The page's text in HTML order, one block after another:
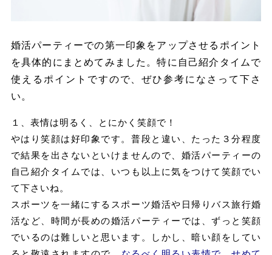
婚活パーティーでの第一印象をアップさせるポイント
を具体的にまとめてみました。特に自己紹介タイムで
使えるポイントですので、ぜひ参考になさって下さ
い。
１、表情は明るく、とにかく笑顔で！
やはり笑顔は好印象です。普段と違い、たった３分程度
で結果を出さないといけませんので、婚活パーティーの
自己紹介タイムでは、いつも以上に気をつけて笑顔でい
て下さいね。
スポーツを一緒にするスポーツ婚活や日帰りバス旅行婚
活など、時間が長めの婚活パーティーでは、ずっと笑顔
でいるのは難しいと思います。しかし、暗い顔をしてい